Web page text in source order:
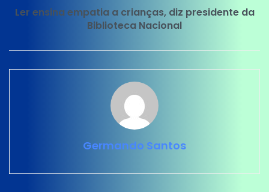
Ler ensina empatia a crianças, diz presidente da
Biblioteca Nacional
Germando Santos